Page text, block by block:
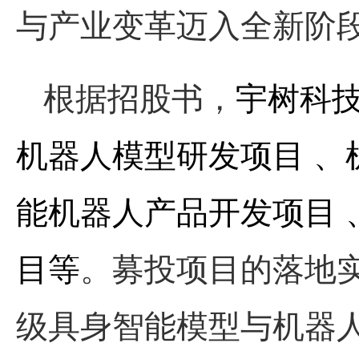
与产业变革迈入全新阶
根据招股书， 宇树科
机器人模型研发项目
能机器人产品开发项目
目等。募投项目的落地
级具身智能模型与机器